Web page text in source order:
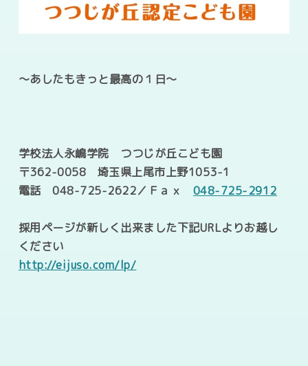
～あしたもきっと最高の１日～
学校法人永嶋学院 つつじが丘こども園
〒362-0058 埼玉県上尾市上野1053-1
電話048-725-2622／Ｆａｘ 048-725-2912
採用ページが新しく出来ました下記URLよりお越し
ください
http://eijuso.com/lp/